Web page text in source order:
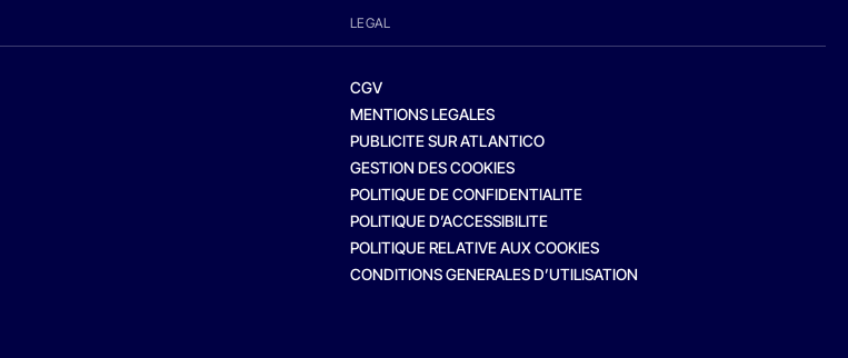
LEGAL
CGV
MENTIONS LEGALES
PUBLICITE SUR ATLANTICO
GESTION DES COOKIES
POLITIQUE DE CONFIDENTIALITE
POLITIQUE D’ACCESSIBILITE
POLITIQUE RELATIVE AUX COOKIES
CONDITIONS GENERALES D’UTILISATION